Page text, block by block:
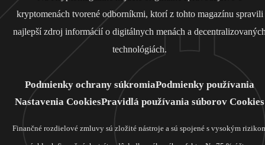
kryptomenách tvorené odborníkmi, ktorí z tohto magazínu spravili
najlepší zdroj informácií o digitálnych menách a
technológiách.
Podmienky ochrany súkromiaPodmienky používania
Nastavenia CookiesPravidlá používania súborov Cookies
Finančné rozdielové zmluvy sú zložité nástroje a sú spojené s vysokým